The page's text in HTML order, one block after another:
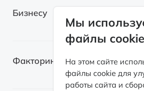
Автомобили с пробегом
Электромобили
Лизинг для самозанятых
Возвратный лизинг
Бизнесу
Легковые автомобили
Грузовые автомобили
Факторинг
Мы
файлы cookie
На этом сайте
файлы cookie для
работы сайта и